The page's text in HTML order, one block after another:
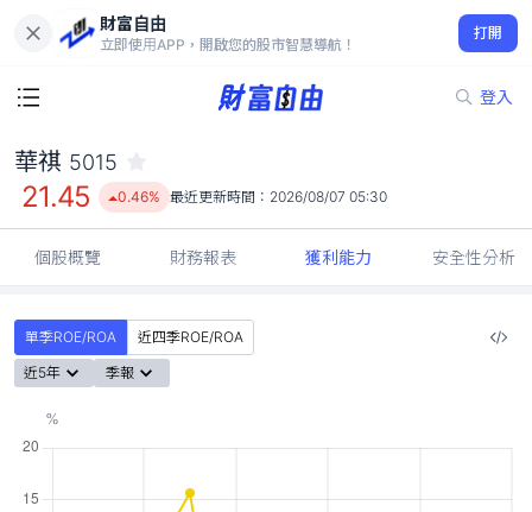
財富自由
立即使用APP，開啟您的股市智慧導航！
打開
登入
21.45
0.46%
華祺 5015
21.45 0.46% 最近更新時間： 2026/08/07 05:30
個股概覽 財務報表 獲利能力 安全性分析
單季ROE/ROA
近四季ROE/ROA
近5年
季報